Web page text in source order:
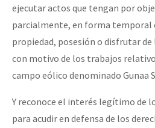
ejecutar actos que tengan por
parcialmente, en forma temporal
propiedad, posesión o disfrutar
con motivo de los trabajos
campo eólico denominado Gunaa
Y reconoce el interés legítimo de
para acudir en defensa de los